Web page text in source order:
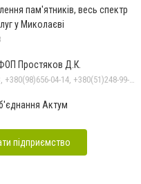
пам'ятників, весь спектр
у Миколаєві
Простяков Д.К.
Актум
підприємство